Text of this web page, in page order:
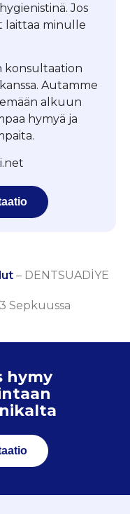
Jos
laittaa minulle
konsultaation
Autamme
alkuun
hymyä ja
– DENTSUADİYE
Sepkuussa
hymy